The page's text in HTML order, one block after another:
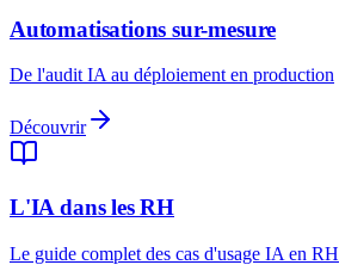
Automatisations sur-mesure
De l'audit IA au déploiement en production
Découvrir
L'IA dans les RH
Le guide complet des cas d'usage IA en RH